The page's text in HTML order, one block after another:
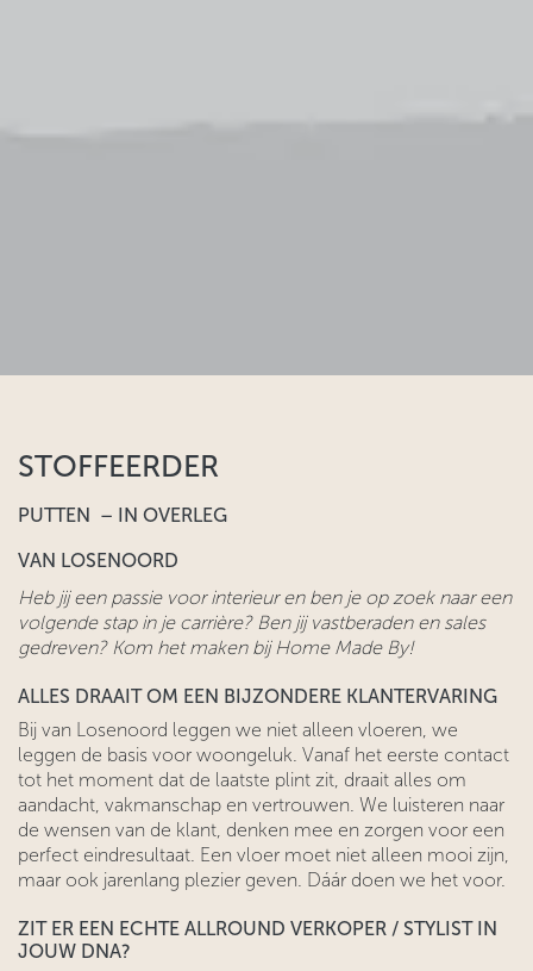
STOFFEERDER
PUTTEN – IN OVERLEG
VAN LOSENOORD
Heb jij een passie voor interieur en ben je op zoek naar een
volgende stap in je carrière? Ben jij vastberaden en sales
gedreven? Kom het maken bij Home Made By!
ALLES DRAAIT OM EEN BIJZONDERE KLANTERVARING
Bij van Losenoord leggen we niet alleen vloeren, we
leggen de basis voor woongeluk. Vanaf het eerste contact
tot het moment dat de laatste plint zit, draait alles om
aandacht, vakmanschap en vertrouwen. We luisteren naar
de wensen van de klant, denken mee en zorgen voor een
perfect eindresultaat. Een vloer moet niet alleen mooi zijn,
maar ook jarenlang plezier geven. Dáár doen we het voor.
ZIT ER EEN ECHTE ALLROUND VERKOPER / STYLIST IN
JOUW DNA?